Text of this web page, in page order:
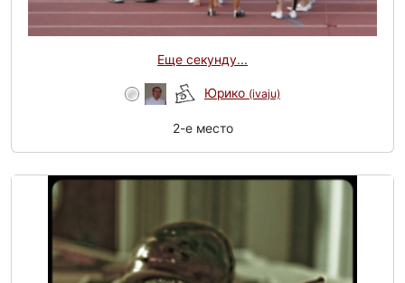
Еще секунду...
Юрико (ivaju)
2-e место